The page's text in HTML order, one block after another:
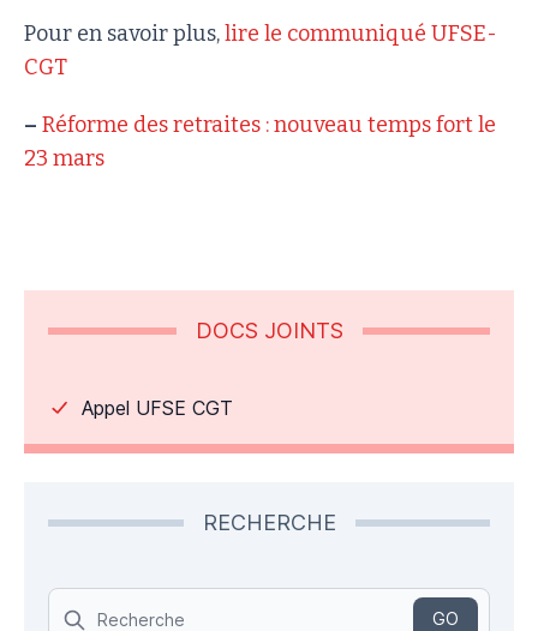
Pour en savoir plus,lire le communiqué UFSE-
CGT
– Réforme des retraites : nouveau temps fort le
23 mars
DOCS JOINTS
Appel UFSE CGT
RECHERCHE
Search
GO